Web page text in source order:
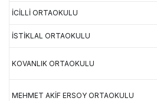
İCİLLİ ORTAOKULU
İSTİKLAL ORTAOKULU
KOVANLIK ORTAOKULU
MEHMET AKİF ERSOY ORTAOKULU